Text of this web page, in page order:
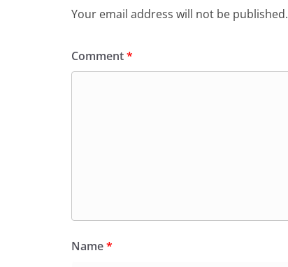
Your email address will not be published.
Comment*
Name*